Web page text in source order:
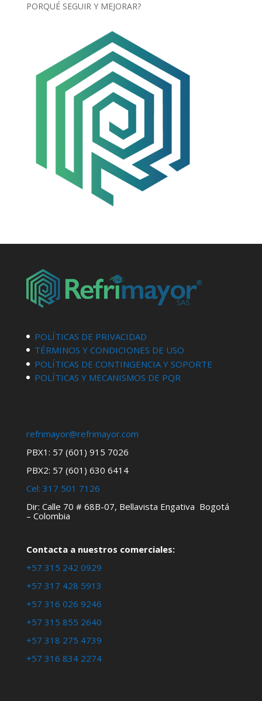
PORQUÉ SEGUIR Y MEJORAR?
POLÍTICAS DE PRIVACIDAD
TÉRMINOS Y CONDICIONES DE USO
POLÍTICAS DE CONTINGENCIA Y SOPORTE
POLÍTICAS Y MECANISMOS DE PQR
refrimayor@refrimayor.com
PBX1: 57 (601) 915 7026
PBX2: 57 (601) 630 6414
Cel: 317 501 7126
Dir: Calle 70 # 68B-07, Bellavista Engativa Bogotá
– Colombia
Contacta a nuestros comerciales:
+57 315 242 0929
+57 317 428 5913
+57 316 026 9246
+57 315 855 2640
+57 318 275 4739
+57 316 834 2274